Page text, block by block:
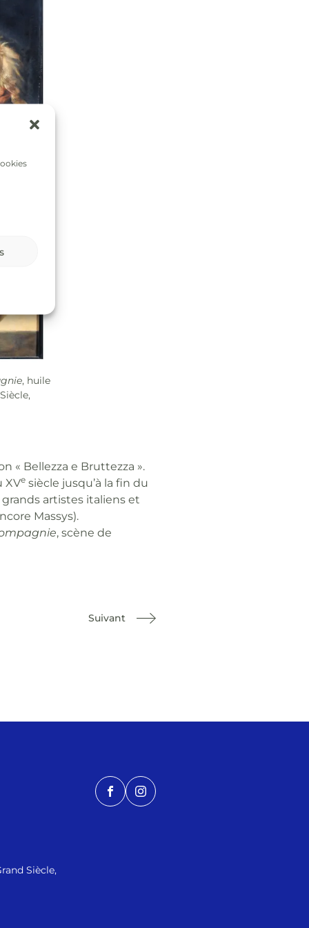
, huile
« Bellezza e Bruttezza ».
XVe siècle jusqu’à la fin du
artistes italiens et
Massys).
, scène de
Suivant
FacebookInstagram
Siècle,